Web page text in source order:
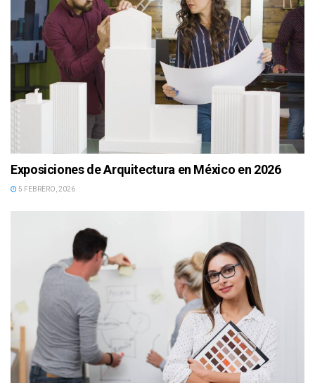
Exposiciones de Arquitectura en México en 2026
5 FEBRERO, 2026